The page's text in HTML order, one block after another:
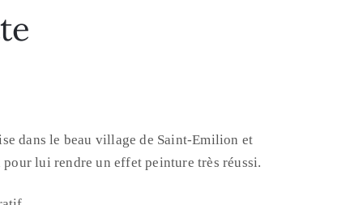
dans le beau village de Saint-Emilion et
lui rendre un effet peinture très réussi.